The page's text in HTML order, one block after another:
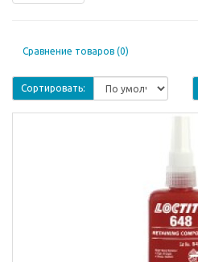
Сравнение товаров (0)
Сортировать: